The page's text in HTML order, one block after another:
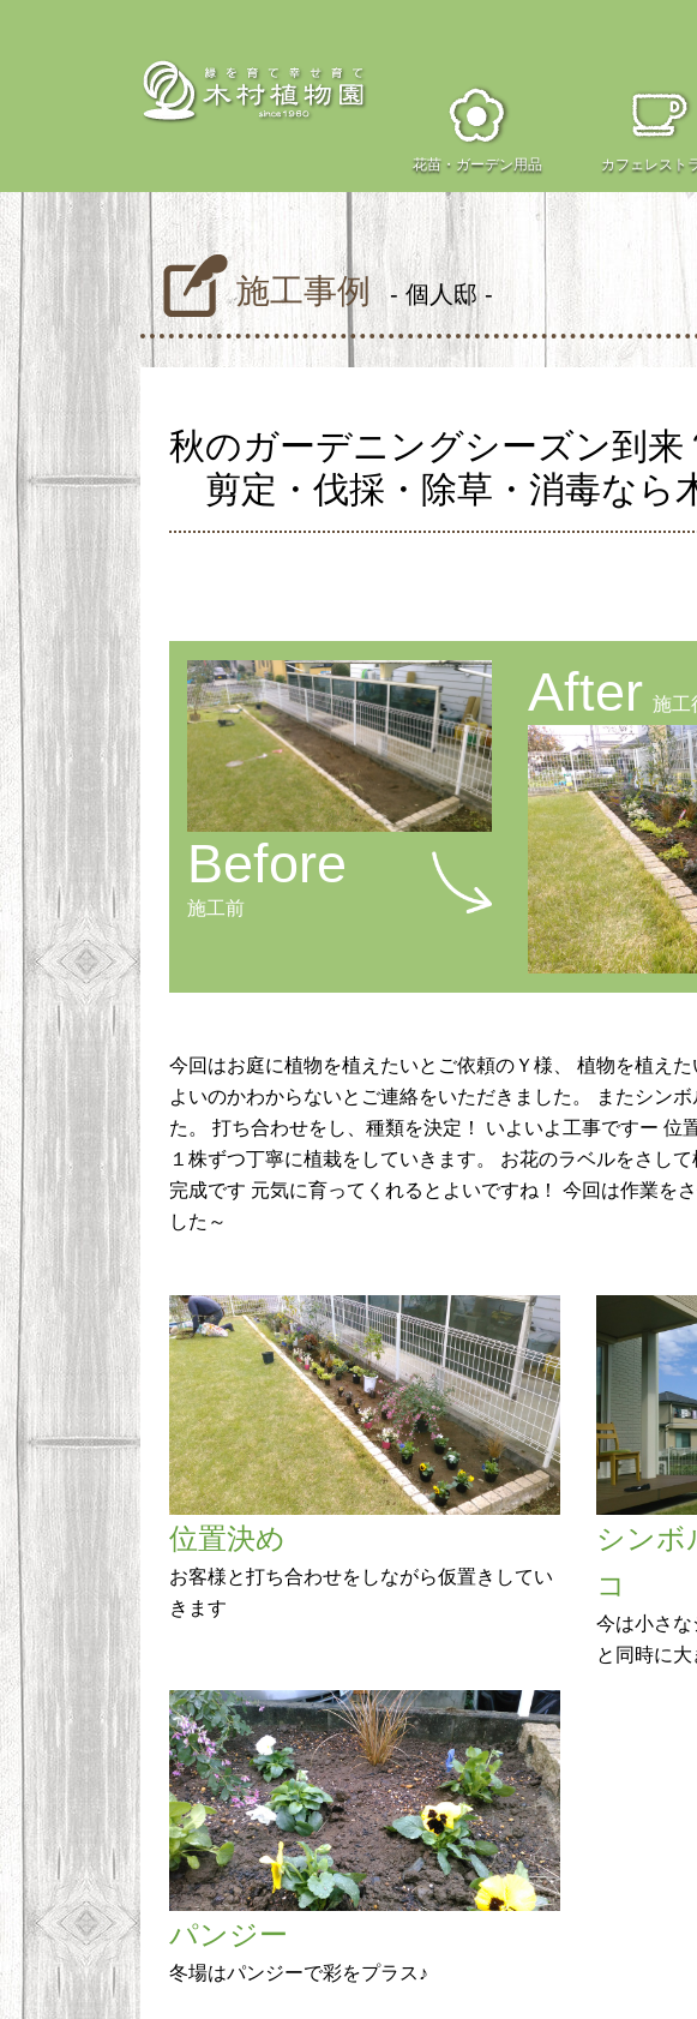
花苗・ ガーデン用品 カフェレスト
施工事例 - 個人邸 -
秋のガーデニングシーズン到来
剪定・伐採・除草・消毒なら
Before
施工前
After 施工
今回はお庭に植物を植えたいとご依頼のＹ様、 植物を植え
よいのかわからないとご連絡をいただきました。 またシン
た。 打ち合わせをし、種類を決定！ いよいよ工事ですー 位
１株ずつ丁寧に植栽をしていきます。 お花のラベルをさし
完成です 元気に育ってくれるとよいですね！ 今回は作業を
した～
位置決め
お客様と打ち合わせをしながら仮置きしてい
きます
シンボ
コ
今は小さ
と同時に大
パンジー
冬場はパンジーで彩をプラス♪